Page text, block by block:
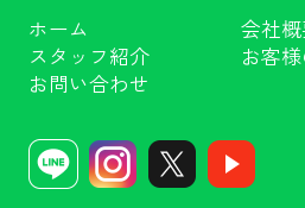
ホーム
会社
スタッフ紹介
お客
お問い合わせ